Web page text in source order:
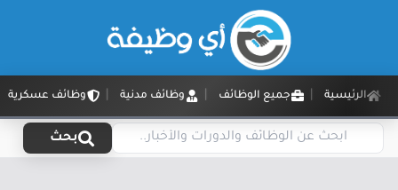
الرئيسية جميع الوظائف وظائف مدنية وظائف عسكرية
بحث